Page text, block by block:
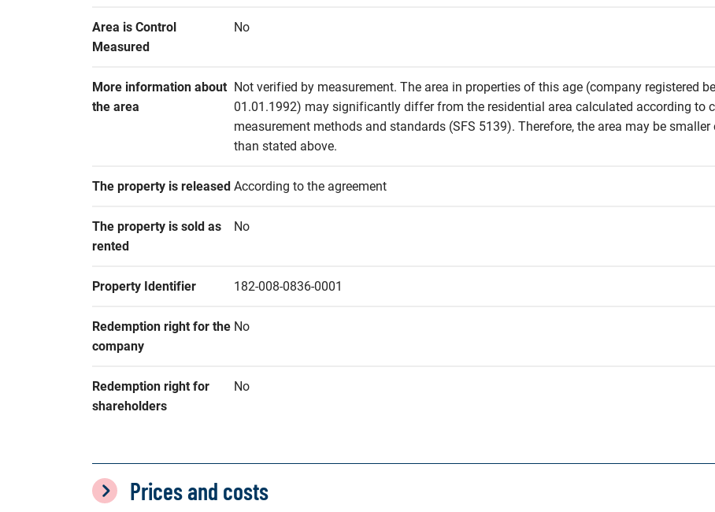
Area is Control
Measured
No
More information about
the area
Not verified by measurement. The area in properties of this age (company registered
01.01.1992) may significantly differ from the residential area calculated according to
measurement methods and standards (SFS 5139). Therefore, the area may be smaller
than stated above.
The property is released According to the agreement
The property is sold as
rented
No
Property Identifier 182-008-0836-0001
Redemption right for the
company
No
Redemption right for
shareholders
No
Prices and costs